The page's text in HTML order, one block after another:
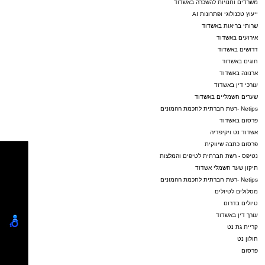
משרדים וחנויות להשכרה באשדוד
ייעוץ טכנולוגי ופתרונות AI
שרותי בריאות באשדוד
אירועים באשדוד
דרושים באשדוד
חוגים באשדוד
ארנונה באשדוד
עורכי דין באשדוד
שערים חשמליים באשדוד
Netips -רשת חברתית לחכמת ההמונים
פרסום באשדוד
אשדוד נט ויקיפדיה
פרסום כתבה שיווקית
נטיפס - רשת חברתית לטיפים והמלצות
תיקון שער חשמלי אשדוד
Netips -רשת חברתית לחכמת ההמונים
מסלולים לטיולים
טיולים בדרום
עורך דין באשדוד
קריית גת נט
חולון נט
פרסום